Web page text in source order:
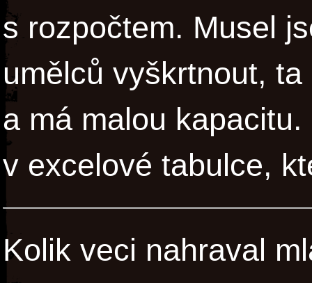
s rozpočtem. Musel
umělců vyškrtnout,
a má malou
v excelové tabulce,
Kolik veci nahraval